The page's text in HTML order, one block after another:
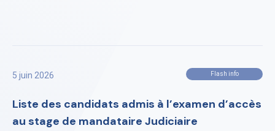
5 juin 2026 Flash info
Liste des candidats admis à l’examen d’accès
au stage de mandataire Judiciaire